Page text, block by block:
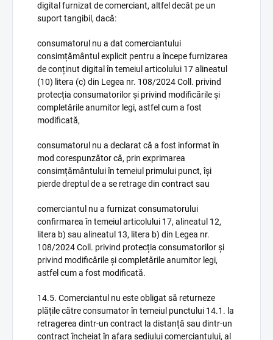
digital furnizat de comerciant, altfel decât pe un
suport tangibil, dacă:
consumatorul nu a dat comerciantului
consimțământul explicit pentru a începe furnizarea
de conținut digital în temeiul articolului 17 alineatul
(10) litera (c) din Legea nr. 108/2024 Coll. privind
protecția consumatorilor și privind modificările și
completările anumitor legi, astfel cum a fost
modificată,
consumatorul nu a declarat că a fost informat în
mod corespunzător că, prin exprimarea
consimțământului în temeiul primului punct, își
pierde dreptul de a se retrage din contract sau
comerciantul nu a furnizat consumatorului
confirmarea în temeiul articolului 17, alineatul 12,
litera b) sau alineatul 13, litera b) din Legea nr.
108/2024 Coll. privind protecția consumatorilor și
privind modificările și completările anumitor legi,
astfel cum a fost modificată.
14.5. Comerciantul nu este obligat să returneze
plățile către consumator în temeiul punctului 14.1. la
retragerea dintr-un contract la distanță sau dintr-un
contract încheiat în afara sediului comerciantului, al